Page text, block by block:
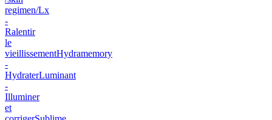
regimen/Lx
-
Ralentir
le
vieillissementHydramemory
-
HydraterLuminant
-
Illuminer
et